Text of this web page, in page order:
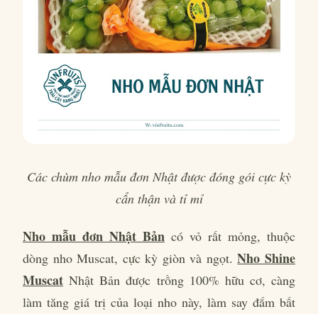
Các chùm nho mẫu đơn Nhật được đóng gói cực kỳ
cẩn thận và tỉ mỉ
Nho mẫu đơn Nhật Bản có vỏ rất mỏng, thuộc
dòng nho Muscat, cực kỳ giòn và ngọt.Nho Shine
Muscat Nhật Bản được trồng 100% hữu cơ, càng
làm tăng giá trị của loại nho này, làm say đắm bất